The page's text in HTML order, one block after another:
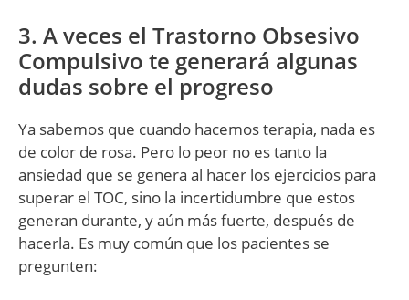
3. A veces el Trastorno Obsesivo
Compulsivo te generará algunas
dudas sobre el progreso
Ya sabemos que cuando hacemos terapia, nada es
de color de rosa. Pero lo peor no es tanto la
ansiedad que se genera al hacer los ejercicios para
superar el TOC, sino la incertidumbre que estos
generan durante, y aún más fuerte, después de
hacerla. Es muy común que los pacientes se
pregunten: